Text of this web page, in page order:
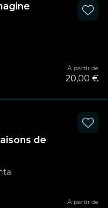
À partir de
20,00 €
de
À partir de